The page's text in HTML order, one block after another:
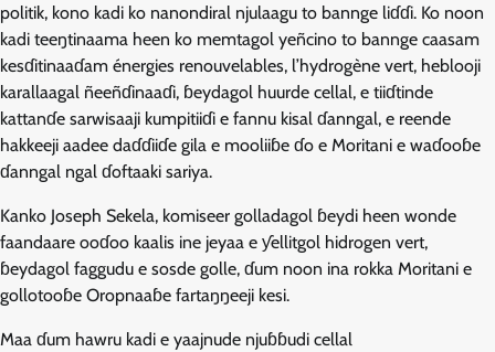
politik, kono kadi ko nanondiral njulaagu to bannge liɗɗi. Ko noon
kadi teeŋtinaama heen ko memtagol yeñcino to bannge caasam
kesɗitinaaɗam énergies renouvelables, l’hydrogène vert, heblooji
karallaagal ñeeñɗinaaɗi, ɓeydagol huurde cellal, e tiiɗtinde
kattanɗe sarwisaaji kumpitiiɗi e fannu kisal ɗanngal, e reende
hakkeeji aadee daɗɗiiɗe gila e mooliiɓe ɗo e Moritani e waɗooɓe
ɗanngal ngal ɗoftaaki sariya.
Kanko Joseph Sekela, komiseer golladagol ɓeydi heen wonde
faandaare ooɗoo kaalis ine jeyaa e ƴellitgol hidrogen vert,
ɓeydagol faggudu e sosde golle, ɗum noon ina rokka Moritani e
gollotooɓe Oropnaaɓe fartaŋŋeeji kesi.
Maa ɗum hawru kadi e yaajnude njuɓɓudi cellal